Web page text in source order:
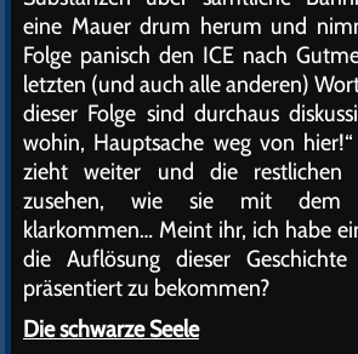
eine Mauer drum herum und
Folge panisch den ICE nach
letzten (und auch alle anderen)
dieser Folge sind durchaus
wohin, Hauptsache weg von
zieht weiter und die restlichen
zusehen, wie sie mit dem
klarkommen… Meint ihr, ich habe
die Auflösung dieser
präsentiert zu bekommen?
Die schwarze Seele